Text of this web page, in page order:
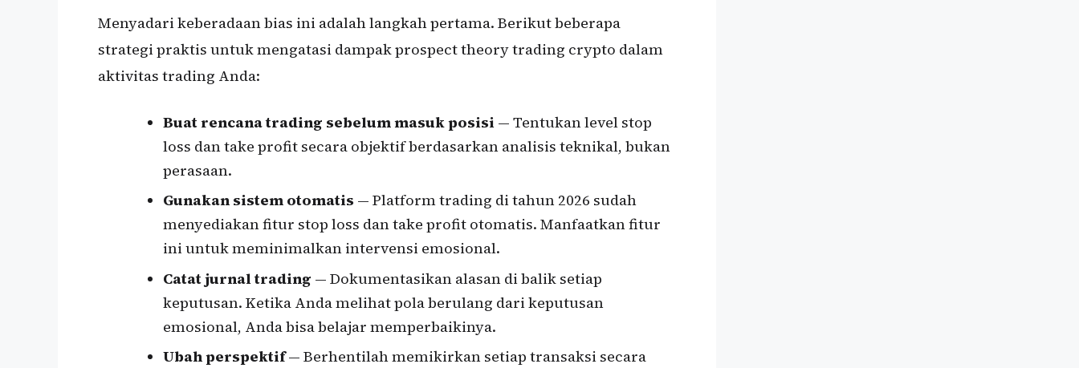
Menyadari keberadaan bias ini adalah langkah pertama. Berikut beberapa
strategi praktis untuk mengatasi dampak prospect theory trading crypto dalam
aktivitas trading Anda:
Buat rencana trading sebelum masuk posisi — Tentukan level stop
loss dan take profit secara objektif berdasarkan analisis teknikal, bukan
perasaan.
Gunakan sistem otomatis — Platform trading di tahun 2026 sudah
menyediakan fitur stop loss dan take profit otomatis. Manfaatkan fitur
ini untuk meminimalkan intervensi emosional.
Catat jurnal trading — Dokumentasikan alasan di balik setiap
keputusan. Ketika Anda melihat pola berulang dari keputusan
emosional, Anda bisa belajar memperbaikinya.
Ubah perspektif— Berhentilah memikirkan setiap transaksi secara